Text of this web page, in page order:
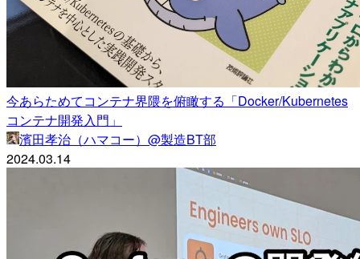
今あらためてコンテナ界隈を俯瞰する「Docker/Kubernetes
コンテナ開発入門」
濱田孝治（ハマコー）@製造BT部
2024.03.14